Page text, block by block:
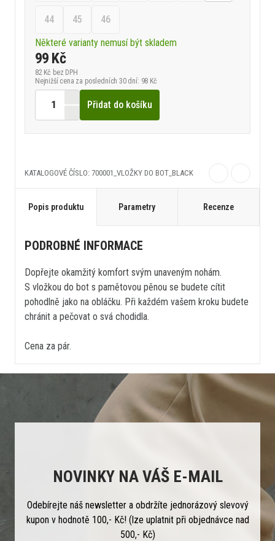
44 45
46
Některé varianty nemusí být skladem
99 Kč
82 Kč bez DPH
Nejnižší cena za posledních 30 dní: 98 Kč
Přidat do košíku
KATALOGOVÉ ČÍSLO: 700001_VLOŽKY DO BOT_BLACK
Popis produktu Parametry Recenze
PODROBNÉ INFORMACE
Dopřejte okamžitý komfort svým unaveným nohám.
S vložkou do bot s pamětovou pěnou se budete cítit
pohodlně jako na obláčku. Při každém vašem kroku budete
chránit a pečovat o svá chodidla.
Cena za pár.
NOVINKY NA VÁŠ E-MAIL
Odebírejte náš newsletter a obdržíte jednorázový slevový
kupon v hodnotě 100,- Kč! (lze uplatnit při objednávce nad
500,- Kč)